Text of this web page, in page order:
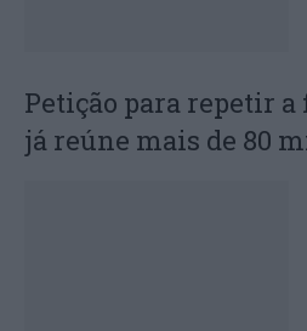
Petição para repetir
já reúne mais de 80